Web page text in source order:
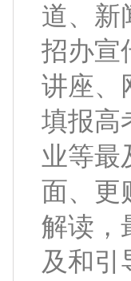
道、新
招办宣
讲座、
填报高
业等最
面、更
解读，
及和引